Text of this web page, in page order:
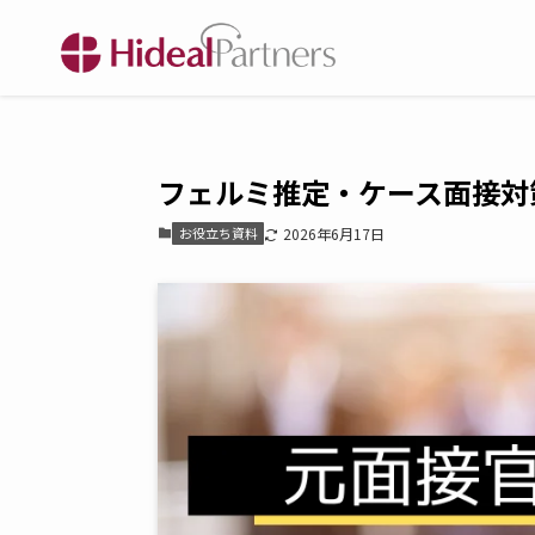
フェルミ推定・ケース面接
お役立ち資料 2026年6月17日